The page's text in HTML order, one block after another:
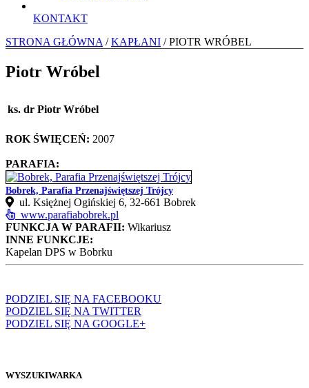
KONTAKT
STRONA GŁÓWNA /KAPŁANI / PIOTR WRÓBEL
Piotr Wróbel
ks. dr Piotr Wróbel
ROK ŚWIĘCEŃ: 2007
PARAFIA:
Bobrek, Parafia Przenajświętszej Trójcy
ul. Księżnej Ogińskiej 6, 32-661 Bobrek
www.parafiabobrek.pl
FUNKCJA W PARAFII: Wikariusz
INNE FUNKCJE:
Kapelan DPS w Bobrku
PODZIEL SIĘ NA FACEBOOKU
PODZIEL SIĘ NA TWITTER
PODZIEL SIĘ NA GOOGLE+
WYSZUKIWARKA